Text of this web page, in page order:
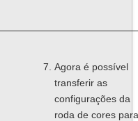
Agora é possível
transferir as
configurações da
roda de cores para